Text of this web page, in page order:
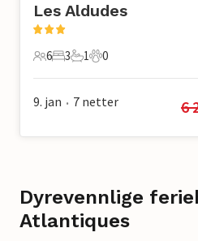
Les Aldudes
6 Gjester
6
3 Soverom
3
1 Bad
1
0 Kjæledyr
0
9. jan • 7 netter 6
Dyrevennlige
Atlantiques